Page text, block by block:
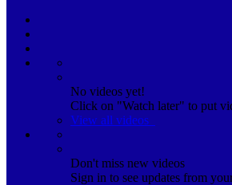
No videos yet!
Click on "Watch later" to put
View all videos
Don't miss new videos
Sign in to see updates from